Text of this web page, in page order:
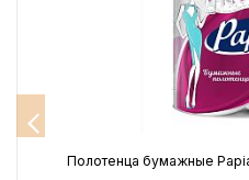
Полотенца бумажные